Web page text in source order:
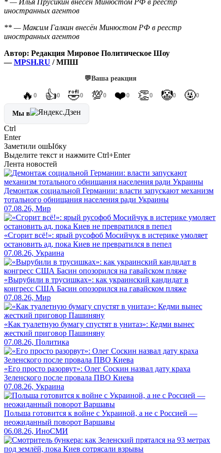
* — Илья Прусикин внесён Минюстом РФ в реестр
иностранных агентов
** — Максим Галкин внесён Минюстом РФ в реестр
иностранных агентов
Автор: Редакция Мировое Политическое Шоу
—MPSH.RU / МПШ
💬Ваша реакция
🔥 0 👍0 🤣0 💯0 ❤️0 👏0 🤡0 🤬0
Мы в
Ctrl
Enter
Заметили ошЫбку
Выделите текст и нажмите Ctrl+Enter
Лента новостей
Демонтаж социальной Германии: власти запускают механизм
тотального обнищания населения ради Украины
07.08.26, Мир
«Сгорит всё!»: ярый русофоб Мосийчук в истерике умоляет
остановить ад, пока Киев не превратился в пепел
07.08.26, Украина
«Вырубили в трусишках»: как украинский кандидат в
конгресс США Басин опозорился на гавайском пляже
07.08.26, Мир
«Как туалетную бумагу спустят в унитаз»: Кедми вынес
жесткий приговор Пашиняну
07.08.26, Политика
«Его просто разорвут»: Олег Соскин назвал дату краха
Зеленского после провала ПВО Киева
07.08.26, Украина
Польша готовится к войне с Украиной, а не с Россией —
неожиданный поворот Варшавы
06.08.26, ИноСМИ